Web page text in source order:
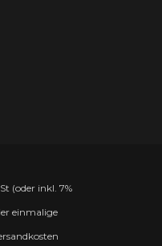
(oder inkl. 7%
einmalige